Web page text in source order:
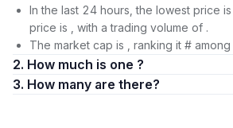
In the last 24 hours, the lowest price
price is , with a trading volume of .
The market cap is , ranking it #
2. How much is one ?
3. How many are there?